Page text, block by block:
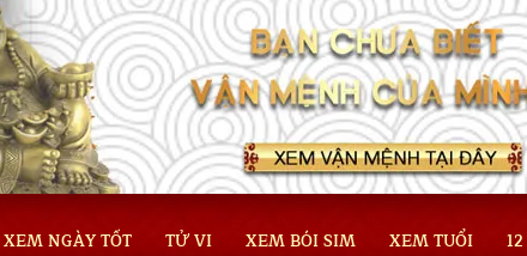
XEM NGÀY TỐT TỬ VI XEM BÓI SIM XEM TUỔI